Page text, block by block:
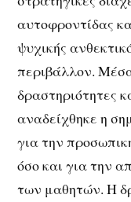
αυτοφροντίδας
ψυχικής
περιβάλλον.
δραστηριότητες
αναδείχθηκε η
για την
όσο και για την
των μαθητών. Η